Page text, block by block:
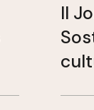
II